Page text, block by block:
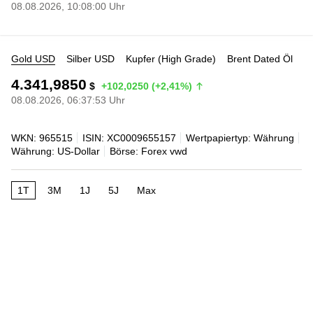
08.08.2026, 10:08:00 Uhr
Gold USD Silber USD Kupfer (High Grade) Brent Dated Öl
4.341,9850 $ +102,0250 (+2,41%)
08.08.2026, 06:37:53 Uhr
WKN: 965515 ISIN: XC0009655157
Wertpapiertyp: Währung
Währung: US-Dollar
Börse: Forex vwd
1T 3M 1J 5J Max